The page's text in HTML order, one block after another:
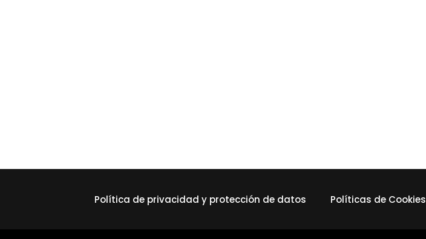
Política de privacidad y protección de datos Políticas de Cookies